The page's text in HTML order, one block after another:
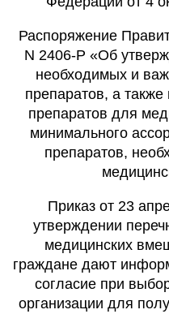
Распоряжение
N 2406-Р «Об
необходимых и
препаратов, а
препаратов для
минимального
препаратов,
Приказ от 23
утверждении
медицинских
граждане дают
согласие при
организации для